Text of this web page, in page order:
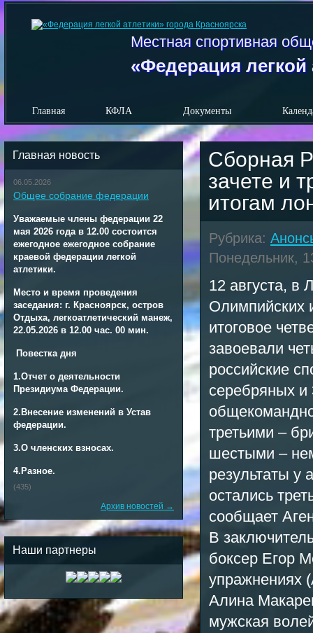
Местная спортивная
«Федерация легкой
Главная КФЛА Документы
Главная новость
06.05.2026
Общее собрание федерации
Уважаемые члены федерации 22
мая 2026 года в 12.00 состоится
ежегодное ежегодное собрание
краевой федерации легкой
атлетики.
Место и время проведения
заседания: г. Красноярск, остров
Отдыха, легкоатлетический манеж,
22.05.2026 в 12.00 час. 00 мин.
Повестка дня
1.Отчет о деятельности
Президиума Федерации.
2. Внесение изменений в Устав
федерации.
3.О членских взносах.
4. Разное.
(435)
Архив новостей →
Наши партнеры
Сборная
зачете и
итогам
Рубрика:
Понедельник,
12 августа, в
Олимпийских
итоговое
завоевали
российские
серебряных
третьими –
шестыми –
результаты у
остались
сообщает
В
боксер Егор
упражнениях
Алина
мужская